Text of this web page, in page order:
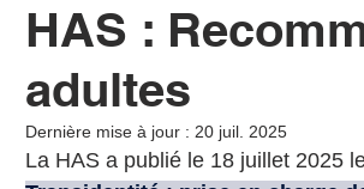
Critiques
Témoignages
HAS :
adultes
Dernière mise à jour : 20 juil. 2025
La HAS a publié le 18 juillet 2025